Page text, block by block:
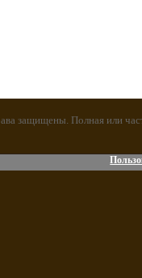
защищены. Полная или